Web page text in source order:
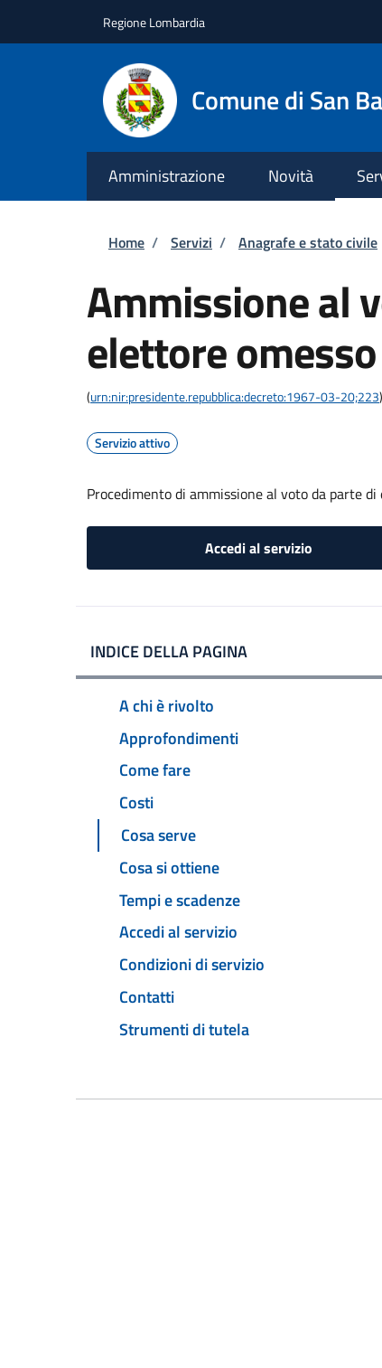
Regione Lombardia
Comune di San
Amministrazione Novità
Briciole di pane
Home / Servizi / Anagrafe e stato civile
Ammissione al
elettore
(urn:nir:presidente.repubblica:decreto:1967-03-20;223)
Servizio attivo
Procedimento di ammissione al voto da parte
Accedi al servizio
INDICE DELLA PAGINA
A chi è rivolto
Approfondimenti
Come fare
Costi
Cosa serve
Cosa si ottiene
Tempi e scadenze
Accedi al servizio
Condizioni di servizio
Contatti
Strumenti di tutela